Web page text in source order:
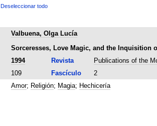
Deseleccionar todo
Valbuena, Olga Lucía
Sorceresses, Love Magic, and the Inquisition
1994 Revista
Publications of the
109 Fascículo
2
Amor; Religión; Magia; Hechicería